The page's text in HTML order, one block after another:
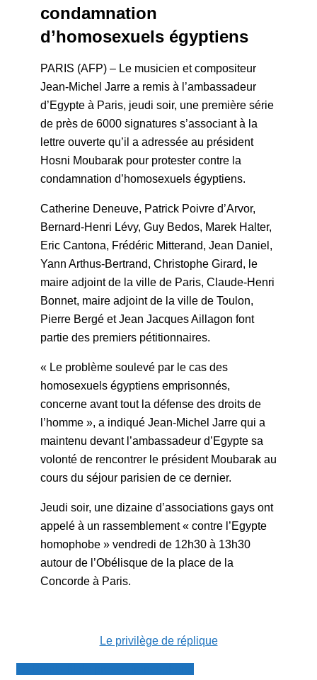
condamnation
d’homosexuels égyptiens
PARIS (AFP) – Le musicien et compositeur
Jean-Michel Jarre a remis à l’ambassadeur
d’Egypte à Paris, jeudi soir, une première série
de près de 6000 signatures s’associant à la
lettre ouverte qu’il a adressée au président
Hosni Moubarak pour protester contre la
condamnation d’homosexuels égyptiens.
Catherine Deneuve, Patrick Poivre d’Arvor,
Bernard-Henri Lévy, Guy Bedos, Marek Halter,
Eric Cantona, Frédéric Mitterand, Jean Daniel,
Yann Arthus-Bertrand, Christophe Girard, le
maire adjoint de la ville de Paris, Claude-Henri
Bonnet, maire adjoint de la ville de Toulon,
Pierre Bergé et Jean Jacques Aillagon font
partie des premiers pétitionnaires.
« Le problème soulevé par le cas des
homosexuels égyptiens emprisonnés,
concerne avant tout la défense des droits de
l’homme », a indiqué Jean-Michel Jarre qui a
maintenu devant l’ambassadeur d’Egypte sa
volonté de rencontrer le président Moubarak au
cours du séjour parisien de ce dernier.
Jeudi soir, une dizaine d’associations gays ont
appelé à un rassemblement « contre l’Egypte
homophobe » vendredi de 12h30 à 13h30
autour de l’Obélisque de la place de la
Concorde à Paris.
Le privilège de réplique